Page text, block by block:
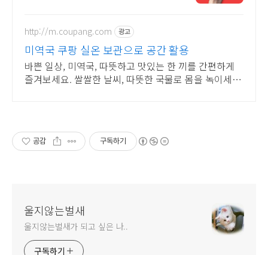
http://m.coupang.com 광고
미역국 쿠팡 실온 보관으로 공간 활용
바쁜 일상, 미역국, 따뜻하고 맛있는 한 끼를 간편하게
즐겨보세요. 쌀쌀한 날씨, 따뜻한 국물로 몸을 녹이세요.
공감 구독하기
울지않는벌새
울지않는벌새가 되고 싶은 나..
구독하기